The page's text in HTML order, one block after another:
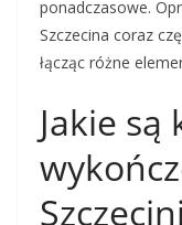
ponadczasowe.
Szczecina coraz
łącząc różne
Jakie są